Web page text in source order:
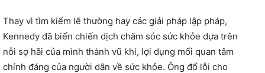
Thay vì tìm kiếm lẽ thường hay các giải pháp lập pháp,
Kennedy đã biến chiến dịch chăm sóc sức khỏe dựa trên
nỗi sợ hãi của mình thành vũ khí, lợi dụng mối quan tâm
chính đáng của người dân về sức khỏe. Ông đổ lỗi cho